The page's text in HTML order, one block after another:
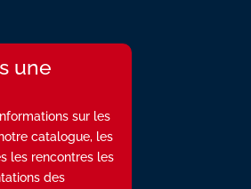
une
sur les
catalogue, les
les rencontres les
des